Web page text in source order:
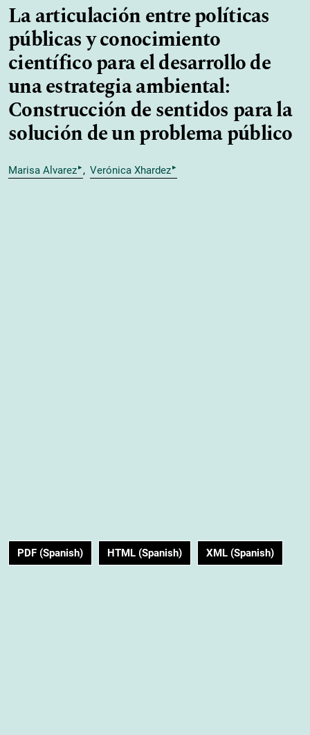
La articulación entre políticas
públicas y conocimiento
científico para el desarrollo de
una estrategia ambiental:
Construcción de sentidos para la
solución de un problema público
Marisa Alvarez▸ Verónica Xhardez▸
PDF (Spanish) HTML (Spanish) XML (Spanish)